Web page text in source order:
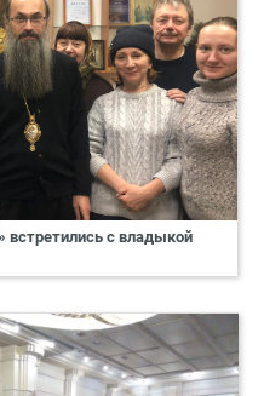
встретились с владыкой